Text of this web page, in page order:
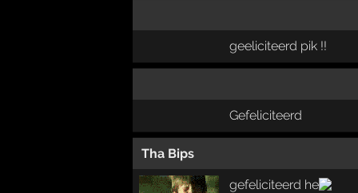
geeliciteerd pik !!
Gefeliciteerd
Tha Bips
gefeliciteerd he